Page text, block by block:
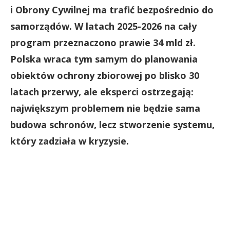
i Obrony Cywilnej ma trafić bezpośrednio do
samorządów. W latach 2025-2026 na cały
program przeznaczono prawie 34 mld zł.
Polska wraca tym samym do planowania
obiektów ochrony zbiorowej po blisko 30
latach przerwy, ale eksperci ostrzegają:
największym problemem nie będzie sama
budowa schronów, lecz stworzenie systemu,
który zadziała w kryzysie.